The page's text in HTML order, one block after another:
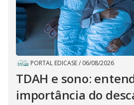
PORTAL EDICASE/ 06/08/2026
TDAH e sono:
importância do